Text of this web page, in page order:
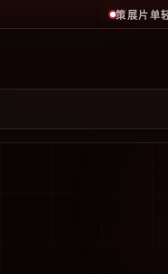
策展片单